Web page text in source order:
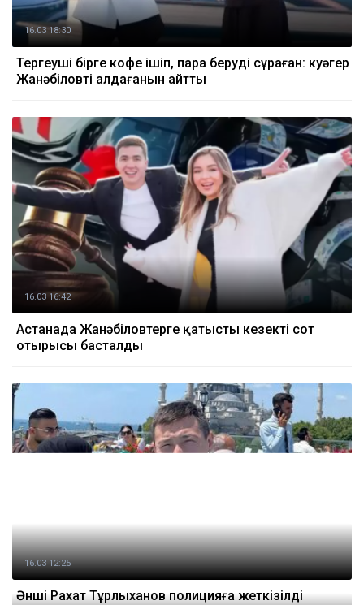
16.03 18:30
Тергеуші бірге кофе ішіп, пара беруді сұраған: куәгер
Жанәбіловті алдағанын айтты
16.03 16:42
Астанада Жанәбіловтерге қатысты кезекті сот
отырысы басталды
16.03 12:25
Әнші Рахат Тұрлыханов полицияға жеткізілді